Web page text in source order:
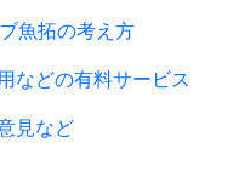
魚拓の考え方
などの有料サービス
見など